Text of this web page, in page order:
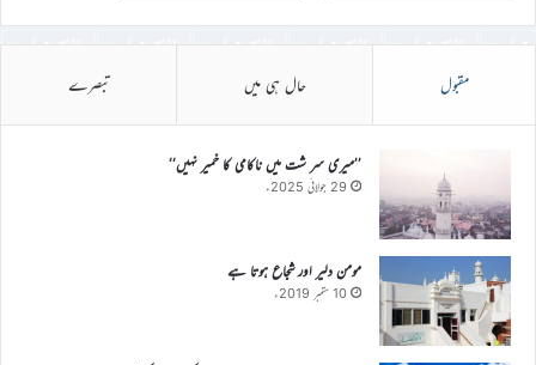
مقبول حال ہی میں تبصرے
’’میری سر شت میں ناکامی کا خمیر نہیں‘‘
29 جولائی 2025ء
مومن دلیر اور شجاع ہوتا ہے
10 ستمبر 2019ء